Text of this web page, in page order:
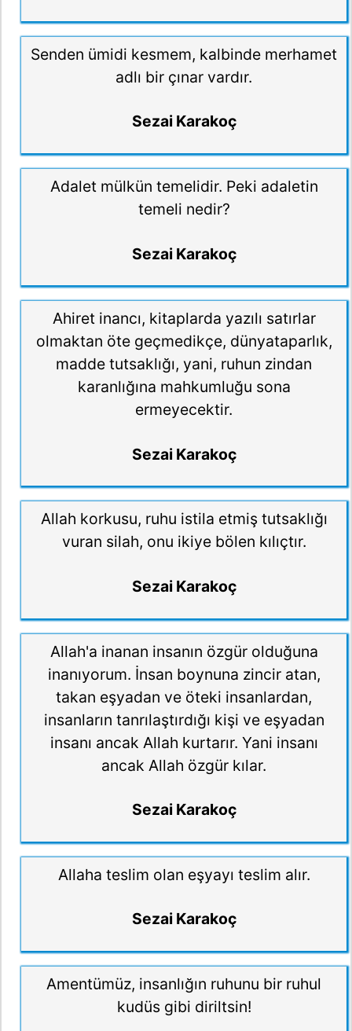
Senden ümidi kesmem, kalbinde merhamet
adlı bir çınar vardır.
Sezai Karakoç
Adalet mülkün temelidir. Peki adaletin
temeli nedir?
Sezai Karakoç
Ahiret inancı, kitaplarda yazılı satırlar
olmaktan öte geçmedikçe, dünyataparlık,
madde tutsaklığı, yani, ruhun zindan
karanlığına mahkumluğu sona
ermeyecektir.
Sezai Karakoç
Allah korkusu, ruhu istila etmiş tutsaklığı
vuran silah, onu ikiye bölen kılıçtır.
Sezai Karakoç
Allah'a inanan insanın özgür olduğuna
inanıyorum. İnsan boynuna zincir atan,
takan eşyadan ve öteki insanlardan,
insanların tanrılaştırdığı kişi ve eşyadan
insanı ancak Allah kurtarır. Yani insanı
ancak Allah özgür kılar.
Sezai Karakoç
Allaha teslim olan eşyayı teslim alır.
Sezai Karakoç
Amentümüz, insanlığın ruhunu bir ruhul
kudüs gibi diriltsin!